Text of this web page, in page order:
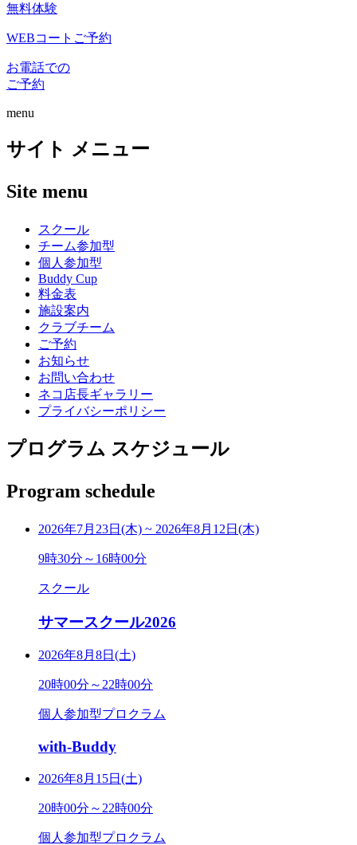
無料体験
WEBコートご予約
お電話での
ご予約
menu
サイト メニュー
Site menu
スクール
チーム参加型
個人参加型
Buddy Cup
料金表
施設案内
クラブチーム
ご予約
お知らせ
お問い合わせ
ネコ店長ギャラリー
プライバシーポリシー
プログラム スケジュール
Program schedule
2026年7月23日(木) ~ 2026年8月12日(木)
9時30分～16時00分
スクール
サマースクール2026
2026年8月8日(土)
20時00分～22時00分
個人参加型プロクラム
with-Buddy
2026年8月15日(土)
20時00分～22時00分
個人参加型プロクラム